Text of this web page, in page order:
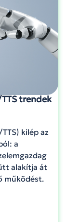
trendek
kilép az
a
alakítja át
működést.